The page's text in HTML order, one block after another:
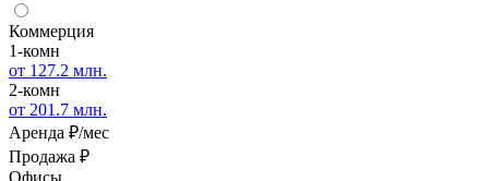
Коммерция
1-комн
от 127.2 млн.
2-комн
от 201.7 млн.
Аренда ₽/мес
Продажа ₽
Офисы